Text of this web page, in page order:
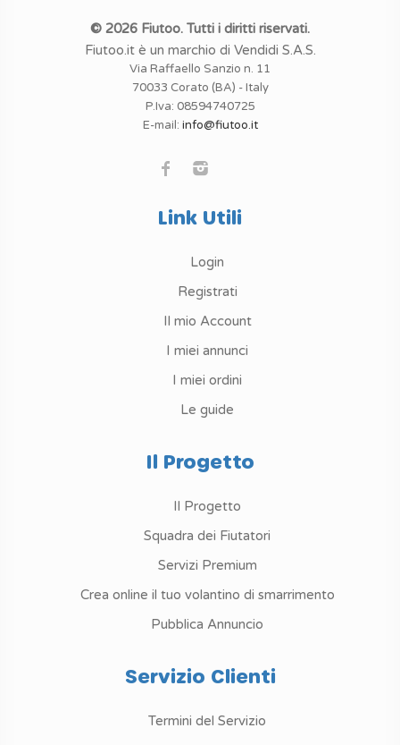
© 2026 Fiutoo. Tutti i diritti riservati.
Fiutoo.it è un marchio di Vendidi S.A.S.
Via Raffaello Sanzio n. 11
70033 Corato (BA) - Italy
P.Iva: 08594740725
E-mail: info@fiutoo.it
Link Utili
Login
Registrati
Il mio Account
I miei annunci
I miei ordini
Le guide
Il Progetto
Il Progetto
Squadra dei Fiutatori
Servizi Premium
Crea online il tuo volantino di smarrimento
Pubblica Annuncio
Servizio Clienti
Termini del Servizio